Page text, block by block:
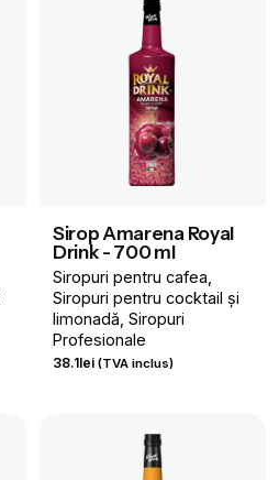
Sirop Amarena Royal
Drink - 700 ml
Siropuri pentru cafea
Siropuri pentru cocktail și
limonadă Siropuri
Profesionale
38.1lei (TVA inclus)